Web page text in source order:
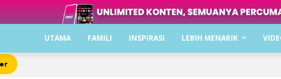
UTAMA FAMILI INSPIRASI LEBIH MENARIK